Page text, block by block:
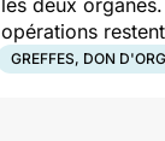
les deux
opérations
GREFFES, DON